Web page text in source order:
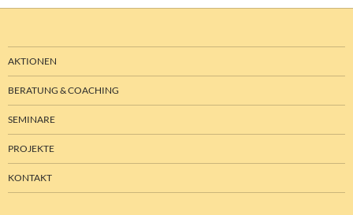
AKTIONEN
BERATUNG & COACHING
SEMINARE
PROJEKTE
KONTAKT